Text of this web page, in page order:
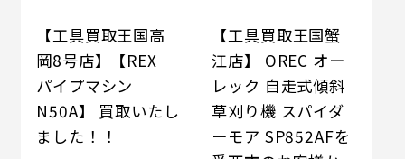
【工具買取王国高
岡8号店】【REX
パイプマシン
N50A】 買取いたし
ました！！
【工具買取王国蟹
江店】 OREC オー
レック 自走式傾斜
草刈り機 スパイダ
ーモア SP852AFを